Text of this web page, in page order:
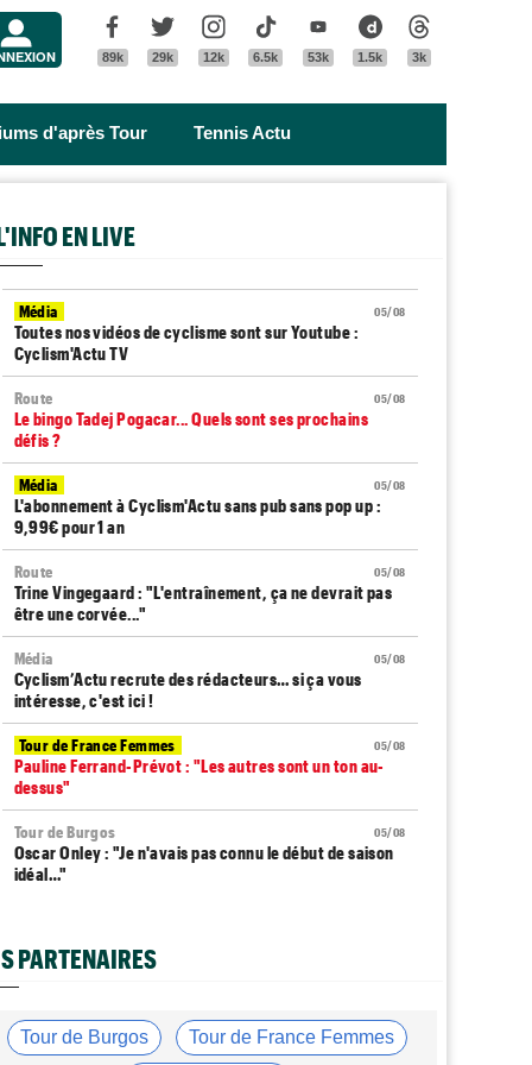
Facebook
89k
Twitter
29k
Instagram
12k
Tik Tok
6.5k
Youtube
53k
Dailymotion
1.5k 3k
d'après Tour Tennis Actu
EN LIVE
05/08
Média
Toutes nos vidéos de cyclisme sont sur Youtube :
Cyclism'Actu TV
05/08
Route
Le bingo Tadej Pogacar... Quels sont ses prochains
défis ?
05/08
Média
L'abonnement à Cyclism'Actu sans pub sans pop up :
9,99€ pour 1 an
05/08
Route
Trine Vingegaard : "L'entraînement, ça ne devrait pas
être une corvée..."
05/08
Média
Cyclism’Actu recrute des rédacteurs… si ça vous
intéresse, c'est ici !
05/08
Tour de France Femmes
Pauline Ferrand-Prévot : "Les autres sont un ton au-
dessus"
05/08
Tour de Burgos
Oscar Onley : "Je n'avais pas connu le début de saison
idéal…"
déclassé
Julius Johansen remporte le prologue, doublé UAE Team
Emirates
PARTENAIRES
Tour de Burgos Tour de France Femmes